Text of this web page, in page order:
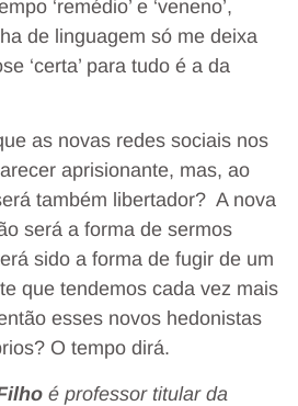
‘remédio’ e ‘veneno’,
de linguagem só me deixa
‘certa’ para tudo é a da
as novas redes sociais nos
aprisionante, mas, ao
também libertador? A nova
será a forma de sermos
sido a forma de fugir de um
que tendemos cada vez mais
esses novos hedonistas
O tempo dirá.
é professor titular da